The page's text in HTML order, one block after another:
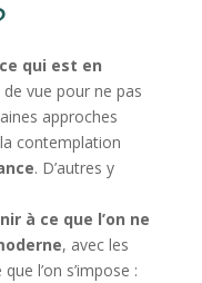
qui est en
de vue pour ne pas
approches
contemplation
. D’autres y
à ce que l’on ne
, avec les
l’on s’impose :